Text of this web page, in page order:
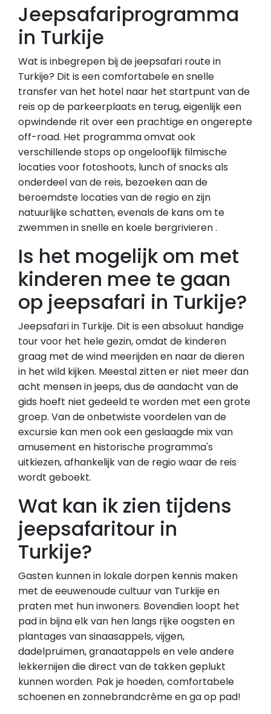
Jeepsafariprogramma
in Turkije
Wat is inbegrepen bij de jeepsafari route in
Turkije? Dit is een comfortabele en snelle
transfer van het hotel naar het startpunt van de
reis op de parkeerplaats en terug, eigenlijk een
opwindende rit over een prachtige en ongerepte
off-road. Het programma omvat ook
verschillende stops op ongelooflijk filmische
locaties voor fotoshoots, lunch of snacks als
onderdeel van de reis, bezoeken aan de
beroemdste locaties van de regio en zijn
natuurlijke schatten, evenals de kans om te
zwemmen in snelle en koele bergrivieren .
Is het mogelijk om met
kinderen mee te gaan
op jeepsafari in Turkije?
Jeepsafari in Turkije. Dit is een absoluut handige
tour voor het hele gezin, omdat de kinderen
graag met de wind meerijden en naar de dieren
in het wild kijken. Meestal zitten er niet meer dan
acht mensen in jeeps, dus de aandacht van de
gids hoeft niet gedeeld te worden met een grote
groep. Van de onbetwiste voordelen van de
excursie kan men ook een geslaagde mix van
amusement en historische programma's
uitkiezen, afhankelijk van de regio waar de reis
wordt geboekt.
Wat kan ik zien tijdens
jeepsafaritour in
Turkije?
Gasten kunnen in lokale dorpen kennis maken
met de eeuwenoude cultuur van Turkije en
praten met hun inwoners. Bovendien loopt het
pad in bijna elk van hen langs rijke oogsten en
plantages van sinaasappels, vijgen,
dadelpruimen, granaatappels en vele andere
lekkernijen die direct van de takken geplukt
kunnen worden. Pak je hoeden, comfortabele
schoenen en zonnebrandcrème en ga op pad!